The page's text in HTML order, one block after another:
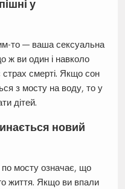
у
то — ваша сексуальна
ж ви один і навколо
страх смерті. Якщо сон
з мосту на воду, то у
дітей.
новий
мосту означає, що
життя. Якщо ви впали